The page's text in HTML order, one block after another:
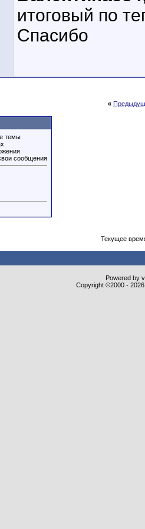
итоговый по
Спасибо
«
темы
сообщения
Текущее
Powered by
Copyright ©2000 -